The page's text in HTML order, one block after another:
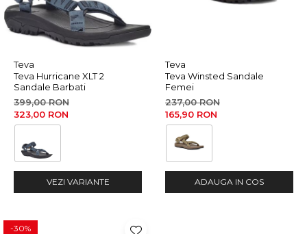
Teva
Teva Hurricane XLT 2
Sandale Barbati
399,00 RON
323,00 RON
VEZI VARIANTE
Teva
Teva Winsted Sandale
Femei
237,00 RON
165,90 RON
ADAUGA IN COS
-30%